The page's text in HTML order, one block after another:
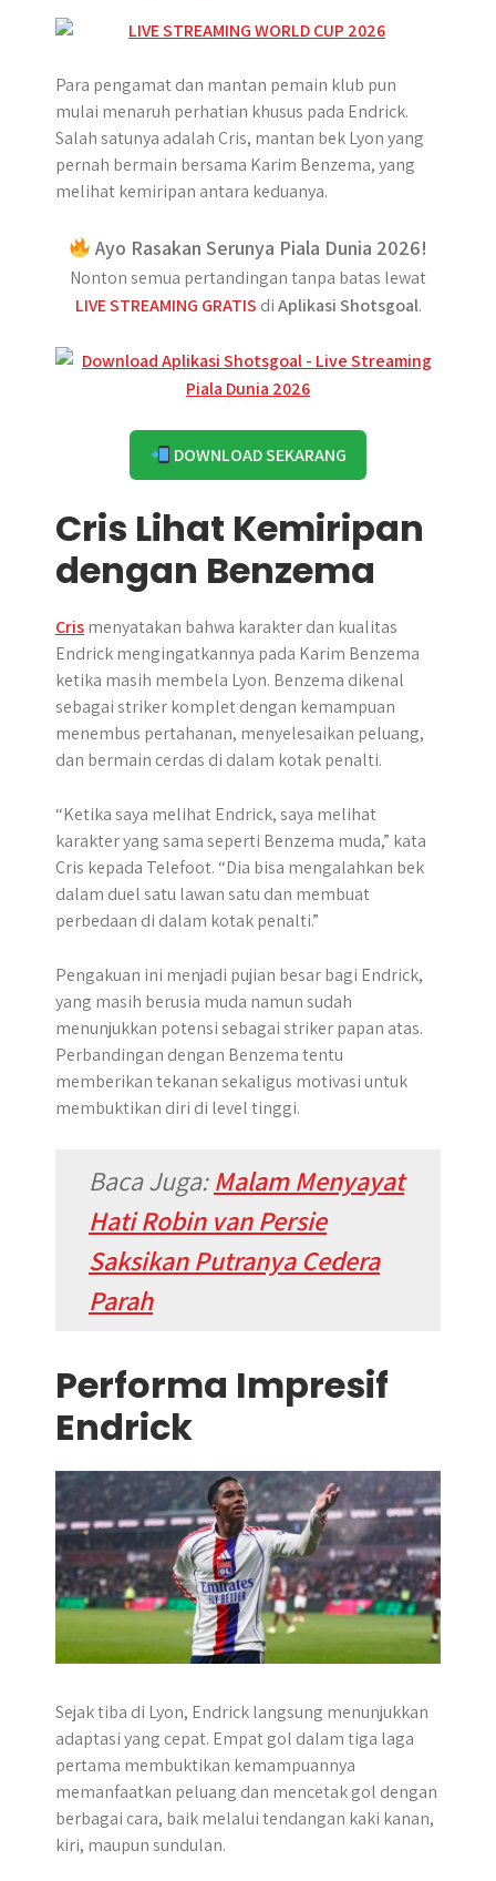
Para pengamat dan mantan pemain klub pun
mulai menaruh perhatian khusus pada Endrick.
Salah satunya adalah Cris, mantan bek Lyon yang
pernah bermain bersama Karim Benzema, yang
melihat kemiripan antara keduanya.
Ayo Rasakan Serunya Piala Dunia 2026!
Nonton semua pertandingan tanpa batas lewat
LIVE STREAMING GRATIS diAplikasi Shotsgoal.
DOWNLOAD SEKARANG
Cris Lihat Kemiripan
dengan Benzema
Crismenyatakan bahwa karakter dan kualitas
Endrick mengingatkannya pada Karim Benzema
ketika masih membela Lyon. Benzema dikenal
sebagai striker komplet dengan kemampuan
menembus pertahanan, menyelesaikan peluang,
dan bermain cerdas di dalam kotak penalti.
“Ketika saya melihat Endrick, saya melihat
karakter yang sama seperti Benzema muda,” kata
Cris kepada Telefoot. “Dia bisa mengalahkan bek
dalam duel satu lawan satu dan membuat
perbedaan di dalam kotak penalti.”
Pengakuan ini menjadi pujian besar bagi Endrick,
yang masih berusia muda namun sudah
menunjukkan potensi sebagai striker papan atas.
Perbandingan dengan Benzema tentu
memberikan tekanan sekaligus motivasi untuk
membuktikan diri di level tinggi.
Baca Juga:Malam Menyayat
Hati Robin van Persie
Saksikan Putranya Cedera
Parah
Performa Impresif
Endrick
Sejak tiba di Lyon, Endrick langsung menunjukkan
adaptasi yang cepat. Empat gol dalam tiga laga
pertama membuktikan kemampuannya
memanfaatkan peluang dan mencetak gol dengan
berbagai cara, baik melalui tendangan kaki kanan,
kiri, maupun sundulan.